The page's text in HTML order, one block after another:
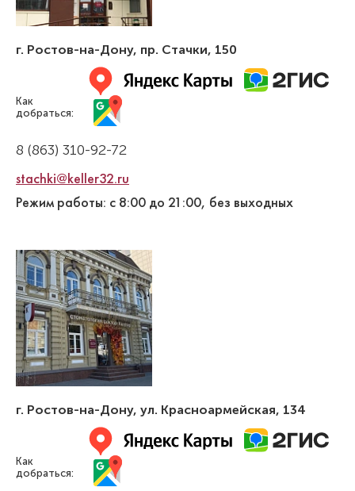
г. Ростов-на-Дону, пр. Стачки, 150
Как
добраться:
8 (863) 310-92-72
stachki@keller32.ru
Режим работы: с 8:00 до 21:00, без выходных
г. Ростов-на-Дону, ул. Красноармейская, 134
Как
добраться: